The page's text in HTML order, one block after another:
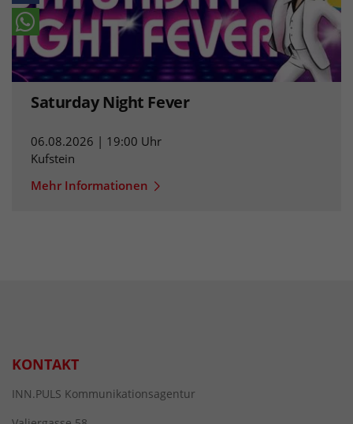
Saturday Night Fever
06.08.2026 | 19:00 Uhr
Kufstein
Mehr Informationen
KONTAKT
INN.PULS Kommunikationsagentur